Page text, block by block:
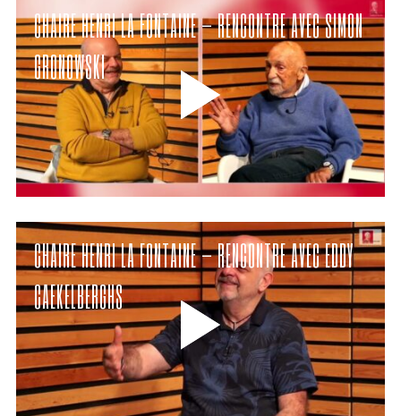
CHAIRE HENRI LA FONTAINE – RENCONTRE AVEC SIMON
GRONOWSKI
CHAIRE HENRI LA FONTAINE – RENCONTRE AVEC EDDY
CAEKELBERGHS